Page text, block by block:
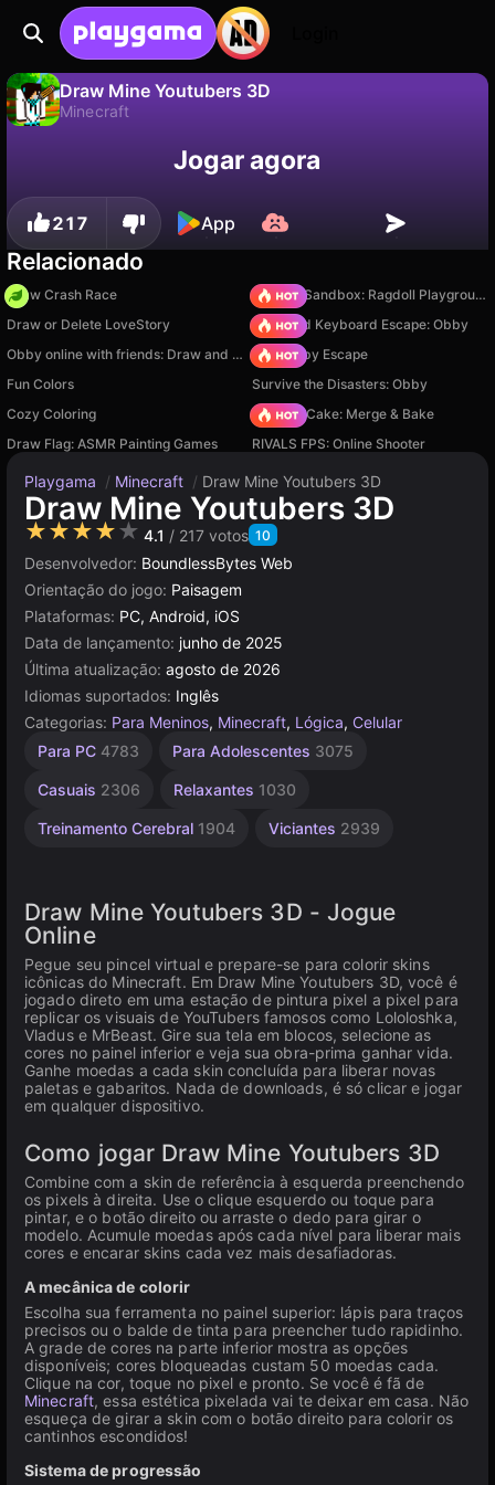
Draw Mine Youtubers 3D
Minecraft
Salve o progresso!Jogar agora
217 App
Relacionado
Draw Crash Race
Sprunki Sandbox: Ragdoll Playground Mode
Draw or Delete LoveStory
+1 Speed Keyboard Escape: Obby
Obby online with friends: Draw and Jump! Your Obby Escape
Fun Colors
Survive the Disasters: Obby
Cozy Coloring
Piece of Cake: Merge & Bake
Draw Flag: ASMR Painting Games
RIVALS FPS: Online Shooter
Playgama / Minecraft / Draw Mine Youtubers 3D
Draw Mine Youtubers 3D
★★★★★ 4.1 / 217 votos 10
Desenvolvedor: BoundlessBytes Web
Orientação do jogo: Paisagem
Plataformas: PC, Android, iOS
Data de lançamento: junho de 2025
Última atualização: agosto de 2026
Idiomas suportados: Inglês
Categorias: Para Meninos, Minecraft, Lógica, Celular
Para PC 4783 Para Adolescentes 3075
Casuais 2306 Relaxantes 1030
Treinamento Cerebral 1904 Viciantes 2939
Sem
2849
Aprendizagem
Mentais
Mesa e
5174
Alta
3571
Infantis
Navegador
Unity
3175
Draw Mine Youtubers 3D - Jogue
Online
Pegue seu pincel virtual e prepare-se para colorir skins
icônicas do Minecraft. Em Draw Mine Youtubers 3D, você é
jogado direto em uma estação de pintura pixel a pixel para
replicar os visuais de YouTubers famosos como Lololoshka,
Vladus e MrBeast. Gire sua tela em blocos, selecione as
cores no painel inferior e veja sua obra-prima ganhar vida.
Ganhe moedas a cada skin concluída para liberar novas
paletas e gabaritos. Nada de downloads, é só clicar e jogar
em qualquer dispositivo.
Como jogar Draw Mine Youtubers 3D
Combine com a skin de referência à esquerda preenchendo
os pixels à direita. Use o clique esquerdo ou toque para
pintar, e o botão direito ou arraste o dedo para girar o
modelo. Acumule moedas após cada nível para liberar mais
cores e encarar skins cada vez mais desafiadoras.
A mecânica de colorir
Escolha sua ferramenta no painel superior: lápis para traços
precisos ou o balde de tinta para preencher tudo rapidinho.
A grade de cores na parte inferior mostra as opções
disponíveis; cores bloqueadas custam 50 moedas cada.
Clique na cor, toque no pixel e pronto. Se você é fã de
Minecraft, essa estética pixelada vai te deixar em casa. Não
esqueça de girar a skin com o botão direito para colorir os
cantinhos escondidos!
Sistema de progressão